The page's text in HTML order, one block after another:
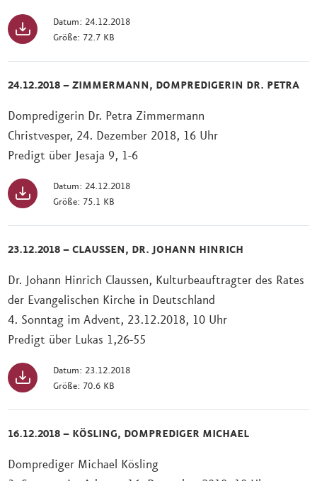
Datum: 24.12.2018
Größe: 72.7 KB
24.12.2018 – ZIMMERMANN, DOMPREDIGERIN DR. PETRA
Dompredigerin Dr. Petra Zimmermann
Christvesper, 24. Dezember 2018, 16 Uhr
Predigt über Jesaja 9, 1-6
Datum: 24.12.2018
Größe: 75.1 KB
23.12.2018 – CLAUSSEN, DR. JOHANN HINRICH
Dr. Johann Hinrich Claussen, Kulturbeauftragter des Rates
der Evangelischen Kirche in Deutschland
4. Sonntag im Advent, 23.12.2018, 10 Uhr
Predigt über Lukas 1,26-55
Datum: 23.12.2018
Größe: 70.6 KB
16.12.2018 – KÖSLING, DOMPREDIGER MICHAEL
Domprediger Michael Kösling